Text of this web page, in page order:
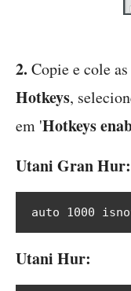
2. Copie e cole
Hotkeys,
em 'Hotkeys
Utani Gran Hur:
auto 1000
Utani Hur: